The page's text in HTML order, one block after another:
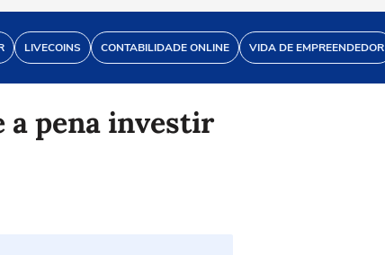
LIVECOINS CONTABILIDADE ONLINE VIDA DE EMPREENDEDOR
a pena investir